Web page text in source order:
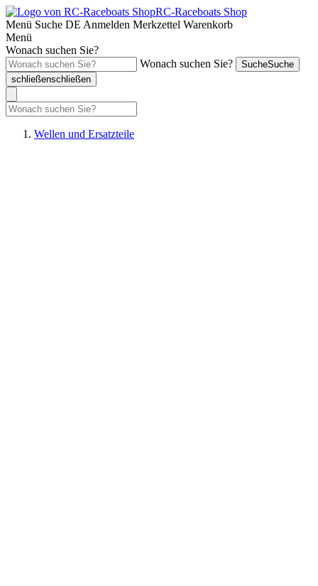
RC-Raceboats Shop
Menü Suche DE Anmelden Merkzettel Warenkorb
Menü
Wonach suchen Sie?
Wonach suchen Sie?
SucheSuche
schließenschließen
Wellen und Ersatzteile